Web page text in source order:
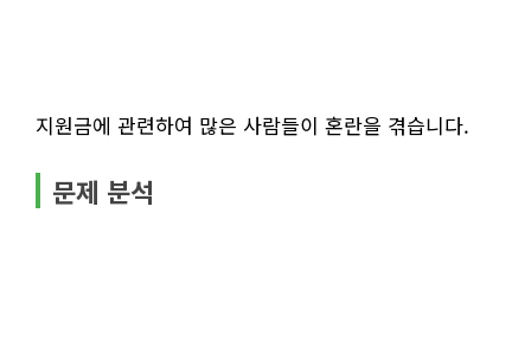
지원금에 관련하여 많은 사람들이 혼란을 겪습니다.
문제 분석